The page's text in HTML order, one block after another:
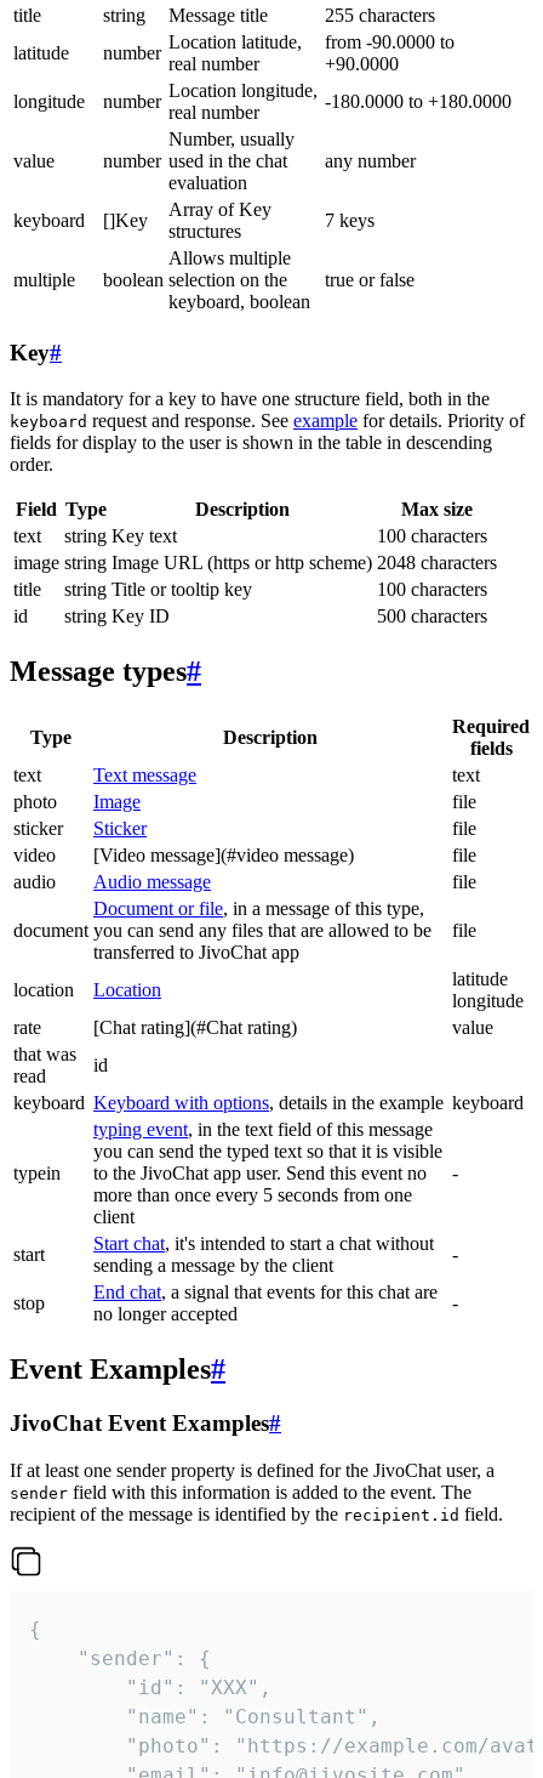
title
string Message title
255 characters
latitude
number
Location latitude,
real number
from -90.0000 to
+90.0000
longitude
number
Location longitude,
real number
-180.0000 to +180.0000
value number
Number, usually
used in the chat
evaluation
any number
keyboard []Key
Array of Key
structures
7 keys
multiple boolean
Allows multiple
selection on the
keyboard, boolean
true or false
Key#
It is mandatory for a key to have one structure field, both in the
keyboard request and response. See example for details. Priority of
fields for display to the user is shown in the table in descending
order.
Field Type Description
Max size
text
string Key text
100 characters
image string Image URL (https or http scheme) 2048 characters
title
string Title or tooltip key
100 characters
id
string Key ID 500 characters
Message types#
Type Description
Required
fields
text
Text message
text
photo
Image
file
sticker
Sticker
file
video
[Video message](#video message)
file
audio
Audio message file
document
Document or file, in a message of this type,
you can send any files that are allowed to be
transferred to JivoChat app
file
location Location
latitude
longitude
rate
[Chat rating](#Chat rating)
value
that was
read
id
keyboard Keyboard with options, details in the example keyboard
typein
typing event, in the text field of this message
you can send the typed text so that it is visible
to the JivoChat app user. Send this event no
more than once every 5 seconds from one
client
-
start
Start chat, it's intended to start a chat without
sending a message by the client
-
stop
End chat, a signal that events for this chat are
no longer accepted
-
Event Examples#
JivoChat Event Examples#
If at least one sender property is defined for the JivoChat user, a
sender field with this information is added to the event. The
recipient of the message is identified by the recipient.id field.
{